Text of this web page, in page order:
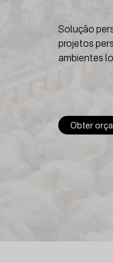
Solução
projetos
ambientes
Obter